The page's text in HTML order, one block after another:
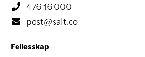
 476 16 000
 post@salt.co
Fellesskap